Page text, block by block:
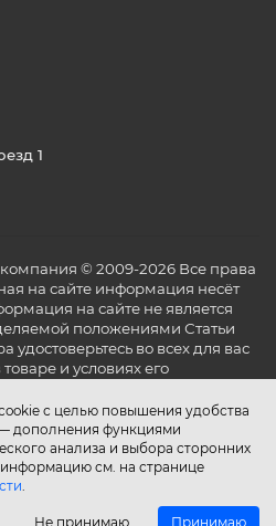
с целью повышения удобства
дополнения функциями
анализа и выбора сторонних
см. на странице
.
Не принимаю Принимаю
1
© 2009-2026 Все права
на сайте информация несёт
на сайте не является
положениями Статьи
удостоверьтесь во всех для вас
и условиях его